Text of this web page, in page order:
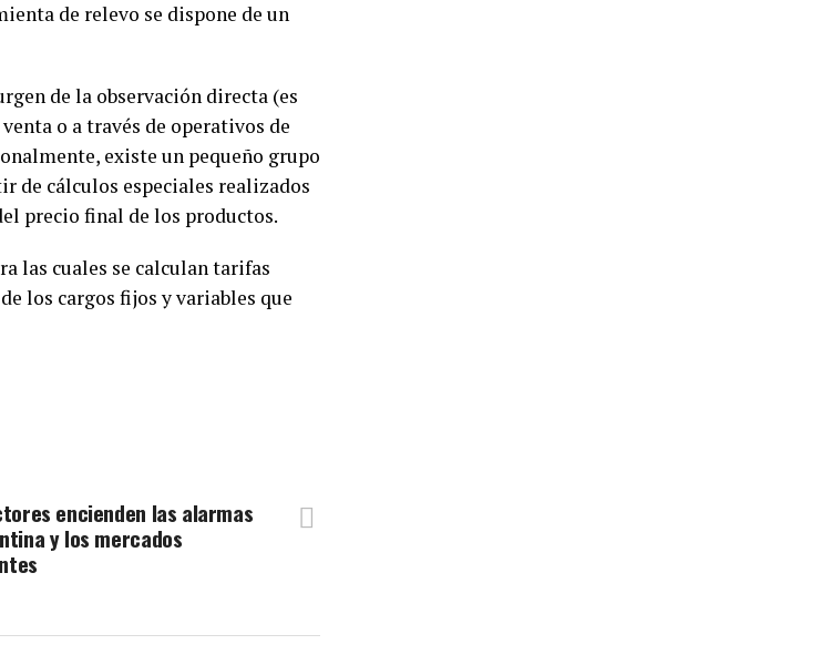
de relevo se dispone de un
de la observación directa (es
o a través de operativos de
existe un pequeño grupo
de cálculos especiales realizados
precio final de los productos.
las cuales se calculan tarifas
los cargos fijos y variables que
encienden las alarmas
y los mercados